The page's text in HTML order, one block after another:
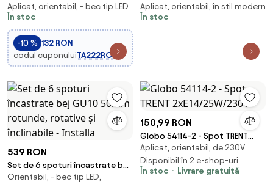
Philips 50601/31/P0
Aplicat, orientabil, - bec tip LED
În stoc
-10 % 132 RON
codul cuponuluiTA222RO
rotund, cu 3 lumini - Jeany
Aplicat, orientabil, în stil modern
În stoc
539 RON
Set de 6 spoturi încastrate bej
GU10 50mm rotunde, rotative
Orientabil, - bec tip LED,
150,99 RON
Globo 54114-2 - Spot TRENT
2xE14/25W/230V
Aplicat, orientabil, de 230V
Disponibil în 2 e-shop-uri
În stoc
Livrare gratuită